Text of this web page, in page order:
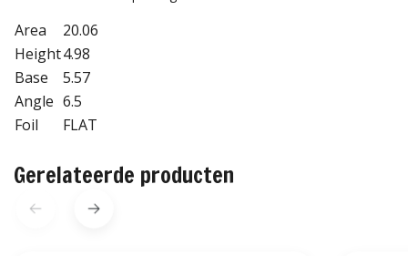
Area
20.06
Height4.98
Base
5.57
Angle 6.5
Foil
FLAT
Gerelateerde producten